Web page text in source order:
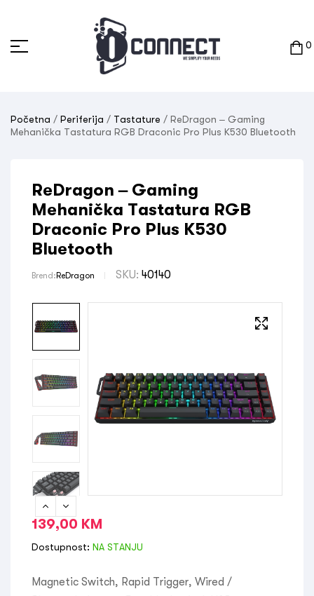
0
Početna / Periferija / Tastature / ReDragon – Gaming
Mehanička Tastatura RGB Draconic Pro Plus K530 Bluetooth
ReDragon – Gaming
Mehanička Tastatura RGB
Draconic Pro Plus K530
Bluetooth
Brend: ReDragon SKU: 40140
139,00 KM
Dostupnost: NA STANJU
Magnetic Switch, Rapid Trigger, Wired /